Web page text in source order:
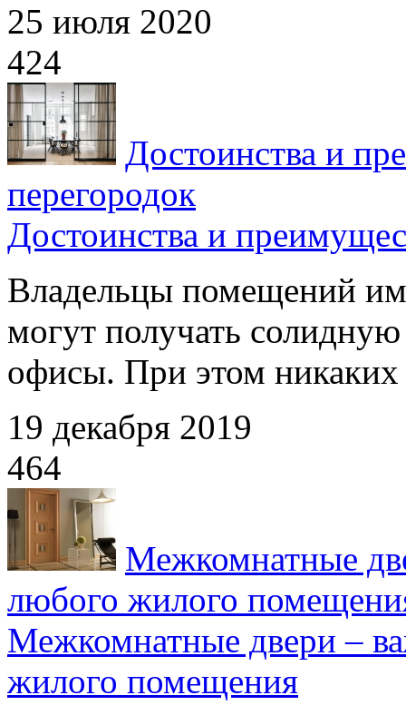
25 июля 2020
424
Достоинства и
перегородок
Достоинства и
Владельцы помещений
могут получать
офисы. При этом
19 декабря 2019
464
Межкомнатные
любого жилого
Межкомнатные двери –
жилого помещения